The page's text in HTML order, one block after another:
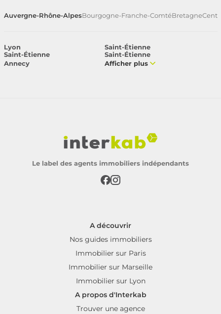
Auvergne-Rhône-AlpesBourgogne-Franche-ComtéBretagne
Lyon
Saint-Étienne
Saint-Étienne
Saint-Étienne
Annecy
Afficher plus
Le label des agents immobiliers indépendants
A découvrir
Nos guides immobiliers
Immobilier sur Paris
Immobilier sur Marseille
Immobilier sur Lyon
A propos d'Interkab
Trouver une agence